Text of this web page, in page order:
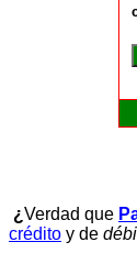
¿Verdad que
crédito y de